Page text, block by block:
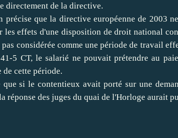
directement de la directive.
précise que la directive européenne de 2003
les effets d'une disposition de droit national
considérée comme une période de travail
5 CT, le salarié ne pouvait prétendre au
de cette période.
si le contentieux avait porté sur une
réponse des juges du quai de l'Horloge aurait